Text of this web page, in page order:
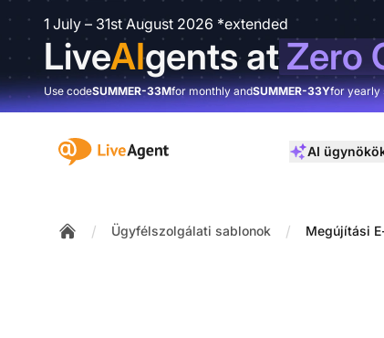
1 July – 31st August 2026 *extended
LiveAIgents atZero
Use codeSUMMER-33Mfor monthly andSUMMER-33Yfor yearly
:site.title AI
/ Ügyfélszolgálati sablonok / Megújítási